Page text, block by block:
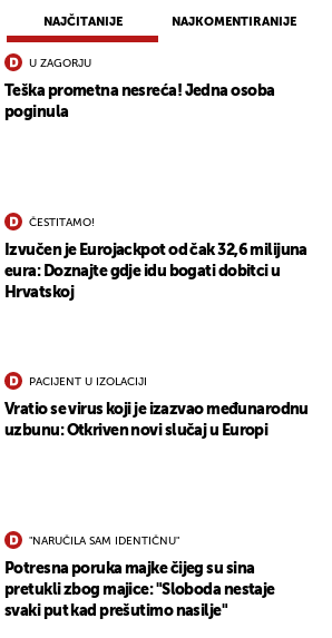
NAJČITANIJE NAJKOMENTIRANIJE
U ZAGORJU
Teška prometna nesreća! Jedna osoba
poginula
ČESTITAMO!
Izvučen je Eurojackpot od čak 32,6 milijuna
eura: Doznajte gdje idu bogati dobitci u
Hrvatskoj
PACIJENT U IZOLACIJI
Vratio se virus koji je izazvao međunarodnu
uzbunu: Otkriven novi slučaj u Europi
"NARUČILA SAM IDENTIČNU"
Potresna poruka majke čijeg su sina
pretukli zbog majice: "Sloboda nestaje
svaki put kad prešutimo nasilje"